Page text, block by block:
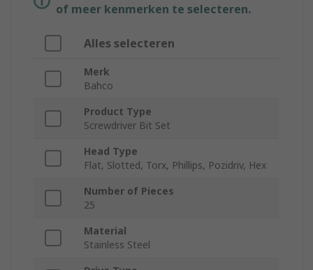
of meer kenmerken te selecteren.
Alles selecteren
Merk
Bahco
Product Type
Screwdriver Bit Set
Head Type
Flat, Slotted, Torx, Phillips, Pozidriv, Hex
Number of Pieces
25
Material
Stainless Steel